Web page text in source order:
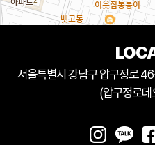
서울특별시 강남구 압구정로
(압구정로